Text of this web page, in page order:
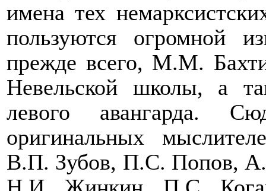
имена тех
пользуются огромной
прежде всего, М.М.
Невельской школы, а
левого авангарда.
оригинальных
В.П. Зубов, П.С. Попов,